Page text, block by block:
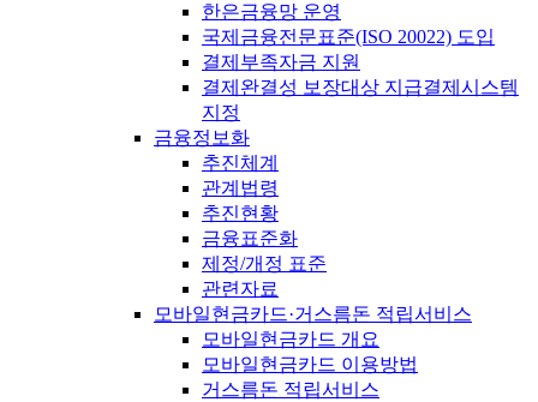
한은금융망 운영
국제금융전문표준(ISO 20022) 도입
결제부족자금 지원
결제완결성 보장대상 지급결제시스템
지정
금융정보화
추진체계
관계법령
추진현황
금융표준화
제정/개정 표준
관련자료
모바일현금카드·거스름돈 적립서비스
모바일현금카드 개요
모바일현금카드 이용방법
거스름돈 적립서비스